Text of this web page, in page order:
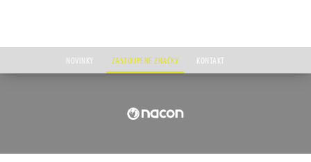
NOVINKY ZASTOUPENÉ ZNAČKY KONTAKT